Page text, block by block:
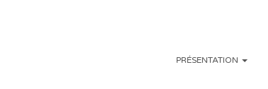
PRÉSENTATION